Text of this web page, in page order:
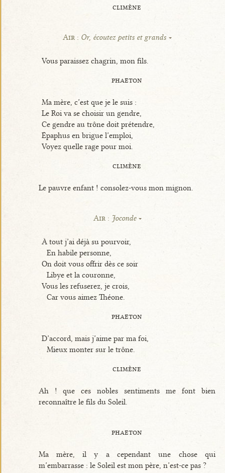
climène
Air : Or, écoutez petits et grands
Vous paraissez chagrin, mon fils.
phaëton
Ma mère, c’est que je le suis :
Le Roi va se choisir un gendre,
Ce gendre au trône doit prétendre,
Épaphus en brigue l’emploi,
Voyez quelle rage pour moi.
climène
Le pauvre enfant ! consolez-vous mon mignon.
Air : Joconde
À tout j’ai déjà su pourvoir,
En habile personne,
On doit vous offrir dès ce soir
Libye et la couronne,
Vous les refuserez, je crois,
Car vous aimez Théone.
phaëton
D’accord, mais j’aime par ma foi,
Mieux monter sur le trône.
climène
Ah ! que ces nobles sentiments me font bien
reconnaître le fils du Soleil.
phaëton
Ma mère, il y a cependant une chose qui
m’embarrasse : le Soleil est mon père, n’est-ce pas ?